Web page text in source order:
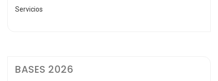
Servicios
BASES 2026